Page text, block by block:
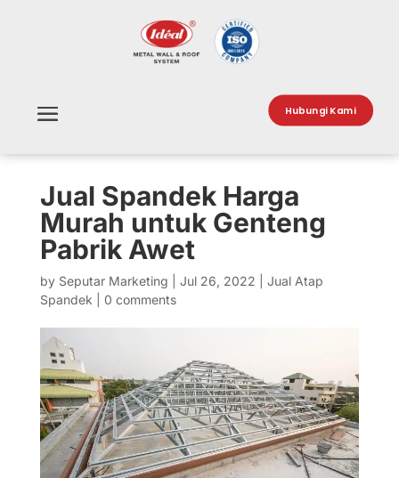
Hubungi Kami
Jual Spandek Harga
Murah untuk Genteng
Pabrik Awet
by Seputar Marketing Jul 26, 2022
Jual Atap
Spandek
0 comments